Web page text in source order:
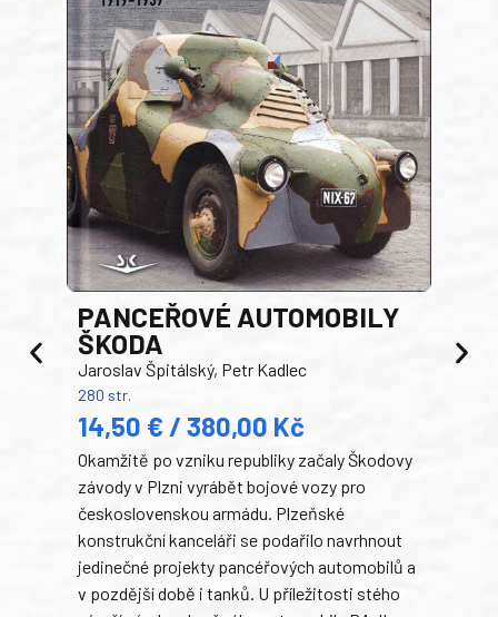
PANCEŘOVÉ AUTOMOBILY
ŠKODA
Jaroslav Špitálský, Petr Kadlec
280 str.
14,50 € / 380,00 Kč
Okamžitě po vzniku republiky začaly Škodovy
závody v Plzni vyrábět bojové vozy pro
československou armádu. Plzeňské
konstrukční kanceláři se podařilo navrhnout
jedinečné projekty pancéřových automobilů a
v pozdější době i tanků. U příležitosti stého